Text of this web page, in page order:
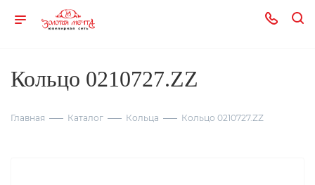
Кольцо 0210727.ZZ
Главная Каталог Кольца Кольцо 0210727.ZZ